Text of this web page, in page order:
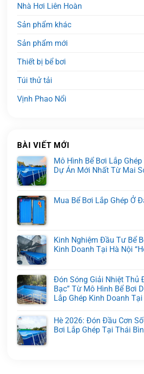
Nhà Hơi Liên Hoàn
Sản phẩm khác
Sản phẩm mới
Thiết bị bể bơi
Túi thử tải
Vịnh Phao Nổi
BÀI VIẾT MỚI
Mô Hình Bể Bơi Lắp
Dự Án Mới Nhất Từ Mai
Mua Bể Bơi Lắp Ghép Ở
Kinh Nghiệm Đầu Tư Bể
Kinh Doanh Tại Hà Nội
Đón Sóng Giải Nhiệt Thủ
Bạc” Từ Mô Hình Bể Bơi
Lắp Ghép Kinh Doanh
Hè 2026: Đón Đầu Cơn
Bơi Lắp Ghép Tại Thái